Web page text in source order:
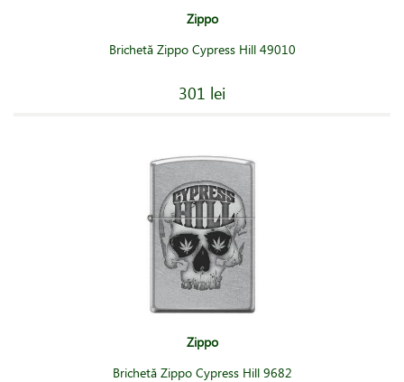
Zippo
Brichetă Zippo Cypress Hill 49010
301 lei
Zippo
Brichetă Zippo Cypress Hill 9682